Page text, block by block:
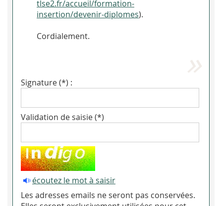
tlse2.fr/accueil/formation-
insertion/devenir-diplomes).
Cordialement.
Signature (*) :
Validation de saisie (*)
écoutez le mot à saisir
Les adresses emails ne seront pas conservées.